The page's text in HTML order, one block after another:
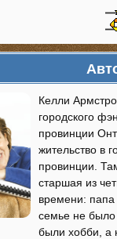
Келли
городского
провинции
жительство в
провинции.
старшая из
времени:
семье не было
были хобби, а